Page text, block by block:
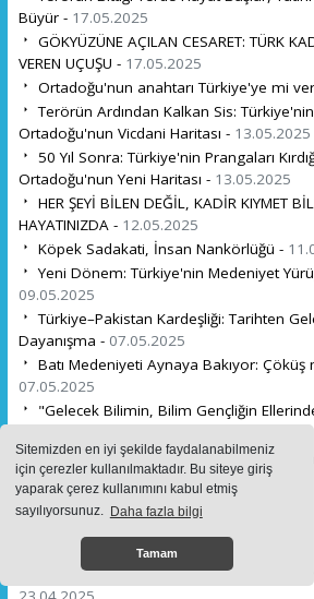
Sitemizden en iyi şekilde faydalanabilmeniz
için çerezler kullanılmaktadır. Bu siteye giriş
yaparak çerez kullanımını kabul etmiş
sayılıyorsunuz. Daha fazla bilgi
Tamam
Büyür - 17.05.2025
GÖKYÜZÜNE AÇILAN CESARET: TÜRK
VEREN UÇUŞU - 17.05.2025
Ortadoğu'nun anahtarı Türkiye'ye mi
Terörün Ardından Kalkan Sis:
Ortadoğu'nun Vicdani Haritası - 13.05.2025
50 Yıl Sonra: Türkiye'nin Prangaları
Ortadoğu'nun Yeni Haritası - 13.05.2025
HER ŞEYİ BİLEN DEĞİL, KADİR KIYMET
HAYATINIZDA - 12.05.2025
Köpek Sadakati, İnsan Nankörlüğü -
Yeni Dönem: Türkiye'nin Medeniyet
09.05.2025
Türkiye–Pakistan Kardeşliği: Tarihten
Dayanışma - 07.05.2025
Batı Medeniyeti Aynaya Bakıyor:
07.05.2025
"Gelecek Bilimin, Bilim Gençliğin
"Türk'ün Gücü Her Yerde: 3 Mayıs'tan
Keşmir Krizi: Yeni Yüzyılın Soğuk Savaşı
01.05.2025
1 Mayıs: Emeğin ve Alın Teriyle
"Çanakkale: Bir Milletin Diriliş Ruhudur" -
Türk Dünyası Uyanıyor: Diplomasiyle